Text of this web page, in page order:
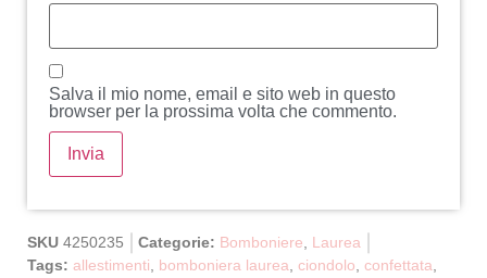
Salva il mio nome, email e sito web in questo
browser per la prossima volta che commento.
SKU 4250235 Categorie: Bomboniere
Laurea
Tags: allestimenti bomboniera laurea ciondolo confettata